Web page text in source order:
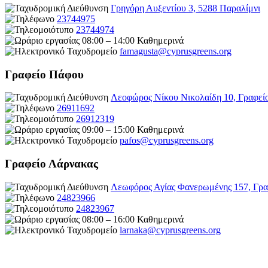
Γρηγόρη Αυξεντίου 3, 5288 Παραλίμνι
23744975
23744974
08:00 – 14:00 Καθημερινά
famagusta@cyprusgreens.org
Γραφείο Πάφου
Λεοφώρος Νίκου Νικολαίδη 10,
26911692
26912319
09:00 – 15:00 Καθημερινά
pafos@cyprusgreens.org
Γραφείο Λάρνακας
Λεωφόρος Αγίας Φανερωμένης 157,
24823966
24823967
08:00 – 16:00 Καθημερινά
larnaka@cyprusgreens.org